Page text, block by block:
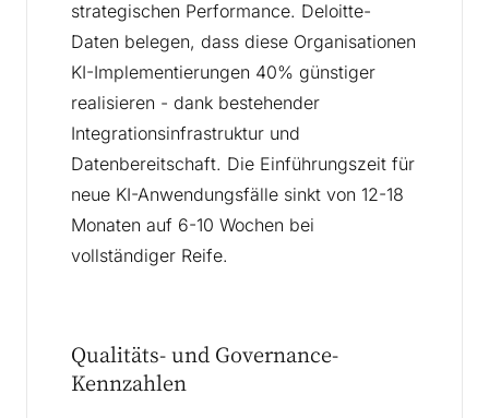
strategischen Performance. Deloitte-
Daten belegen, dass diese Organisationen
KI-Implementierungen 40% günstiger
realisieren - dank bestehender
Integrationsinfrastruktur und
Datenbereitschaft. Die Einführungszeit für
neue KI-Anwendungsfälle sinkt von 12-18
Monaten auf 6-10 Wochen bei
vollständiger Reife.
Qualitäts- und Governance-
Kennzahlen